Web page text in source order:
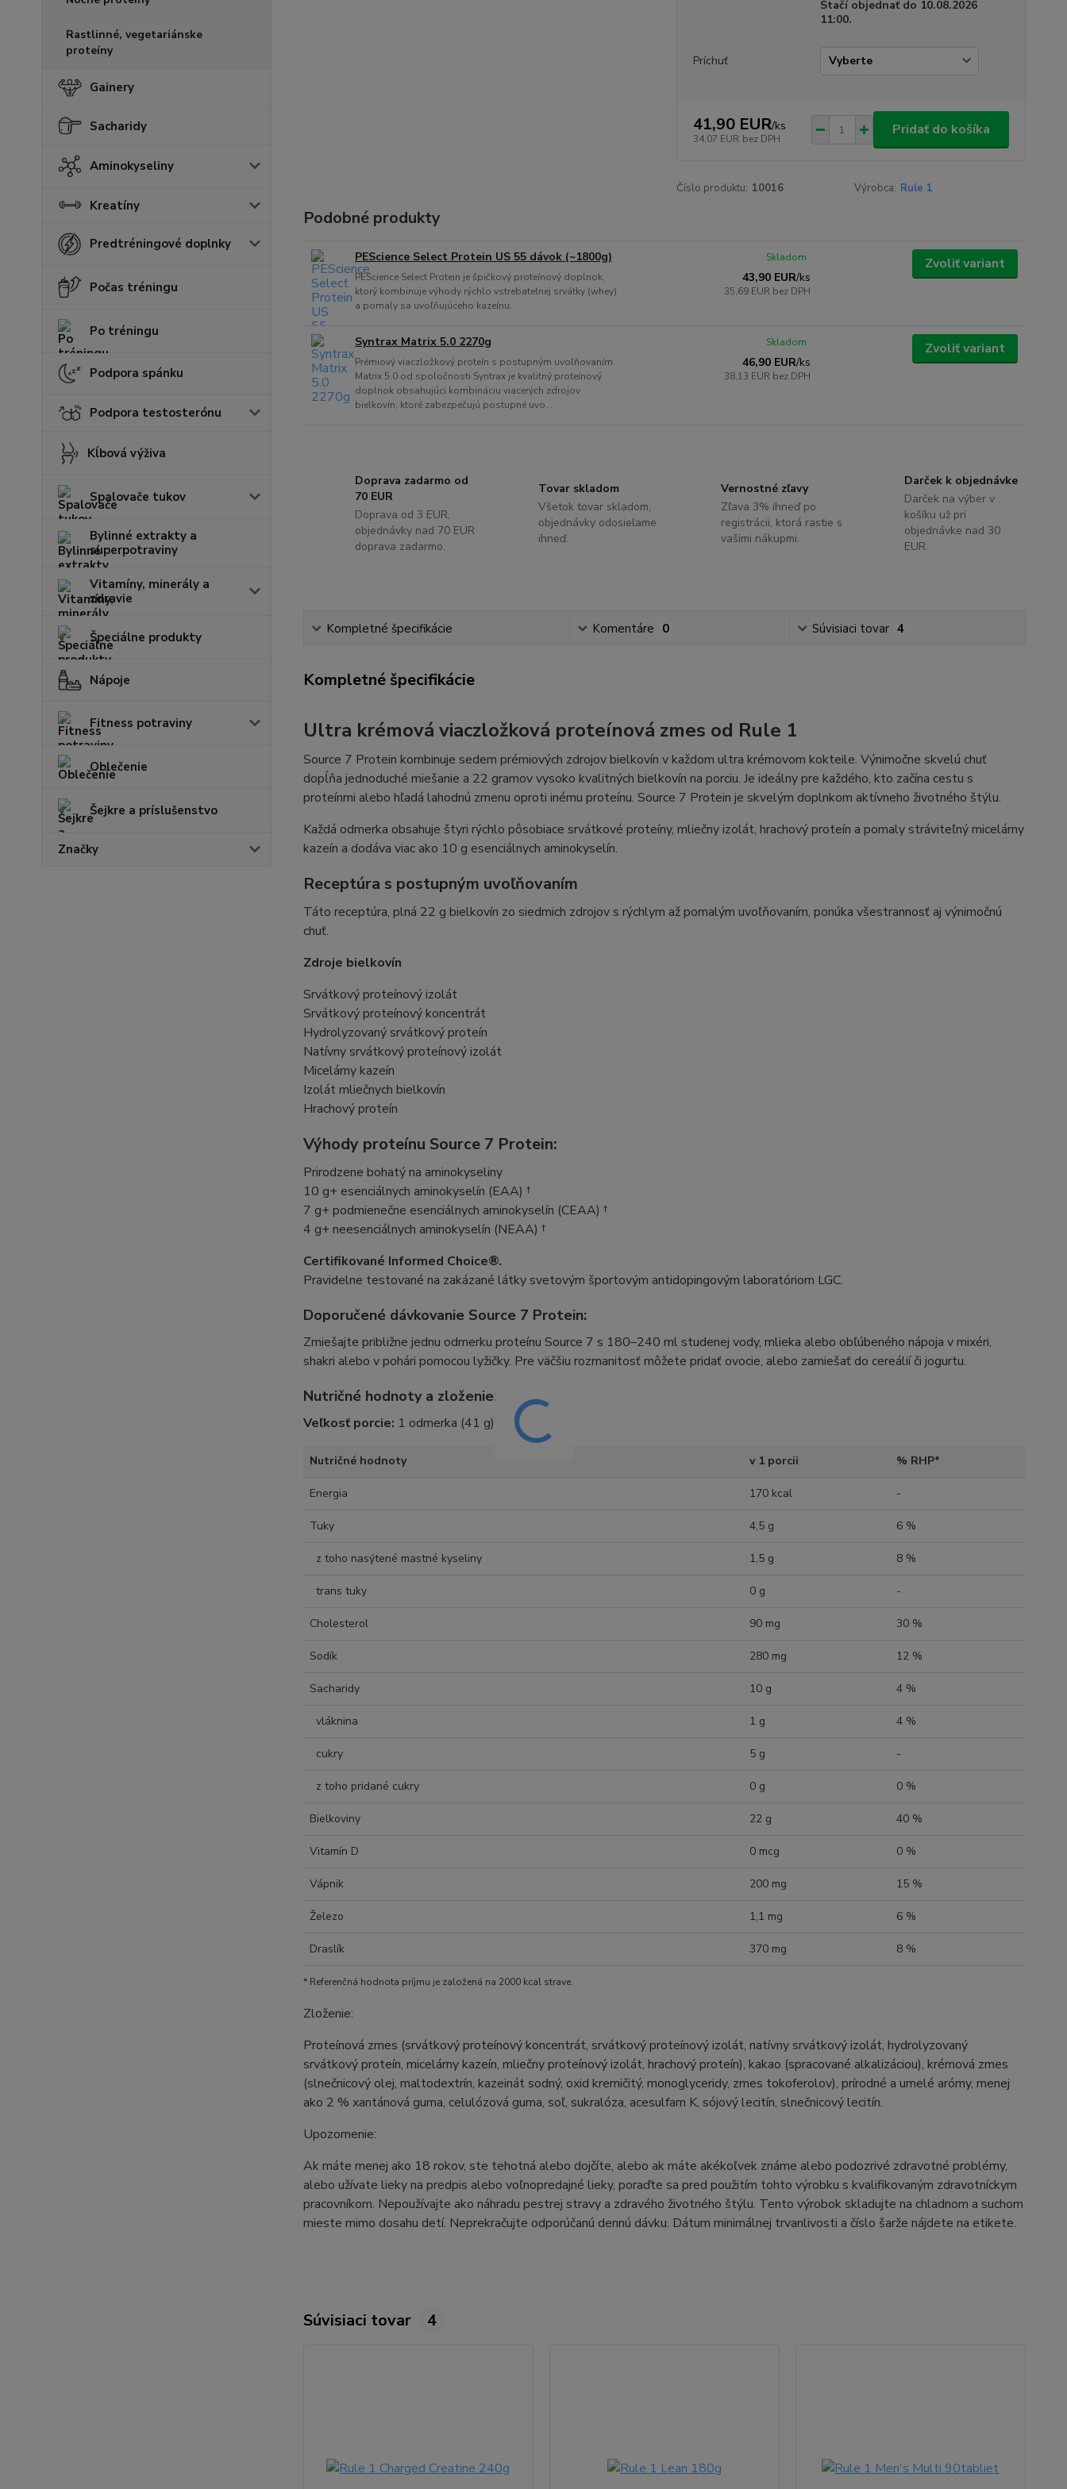
Rastlinné, vegetariánske
proteíny
Gainery
Sacharidy
Aminokyseliny
Kreatíny
Predtréningové doplnky
Počas tréningu
Po tréningu
Podpora spánku
Podpora testosterónu
Kĺbová výživa
Spalovače tukov
Bylinné extrakty a
superpotraviny
Vitamíny, minerály a
zdravie
Špeciálne produkty
Nápoje
Fitness potraviny
Oblečenie
Šejkre a príslušenstvo
Značky
Stačí objednať do 10.08.2026
11:00.
Príchuť
41,90 EUR/ks
34,07 EUR bez DPH
Pridať do košíka
Číslo produktu: 10016 Výrobca: Rule 1
Podobné produkty
PEScience Select Protein US 55 dávok (~1800g)
PEScience Select Protein je špičkový proteínový doplnok,
ktorý kombinuje výhody rýchlo vstrebateľnej srvátky (whey)
a pomaly sa uvoľňujúceho kazeínu.
43,90 EUR/ks
35,69 EUR bez DPH
Skladom Zvoliť variant
Syntrax Matrix 5.0 2270g
Prémiový viaczložkový proteín s postupným uvoľňovaním
Matrix 5.0 od spoločnosti Syntrax je kvalitný proteínový
doplnok obsahujúci kombináciu viacerých zdrojov
bielkovín, ktoré zabezpečujú postupné uvo...
46,90 EUR/ks
38,13 EUR bez DPH
Skladom Zvoliť variant
Doprava zadarmo od
70 EUR
Doprava od 3 EUR,
objednávky nad 70 EUR
doprava zadarmo.
Tovar skladom
Všetok tovar skladom,
objednávky odosielame
ihneď.
Vernostné zľavy
Zľava 3% ihneď po
registrácii, ktorá rastie s
vašimi nákupmi.
Darček k objednávke
Darček na výber v
košíku už pri
objednávke nad 30
EUR.
Kompletné špecifikácie Komentáre 0 Súvisiaci tovar 4
Kompletné špecifikácie
Ultra krémová viaczložková proteínová zmes od Rule 1
Source 7 Protein kombinuje sedem prémiových zdrojov bielkovín v každom ultra krémovom kokteile. Výnimočne skvelú chuť
dopĺňa jednoduché miešanie a 22 gramov vysoko kvalitných bielkovín na porciu. Je ideálny pre každého, kto začína cestu s
proteínmi alebo hľadá lahodnú zmenu oproti inému proteínu. Source 7 Protein je skvelým doplnkom aktívneho životného štýlu.
Každá odmerka obsahuje štyri rýchlo pôsobiace srvátkové proteíny, mliečny izolát, hrachový proteín a pomaly stráviteľný micelárny
kazeín a dodáva viac ako 10 g esenciálnych aminokyselín.
Receptúra ​​s postupným uvoľňovaním
Táto receptúra, plná 22 g bielkovín zo siedmich zdrojov s rýchlym až pomalým uvoľňovaním, ponúka všestrannosť aj výnimočnú
chuť.
Zdroje bielkovín
Srvátkový proteínový izolát
Srvátkový proteínový koncentrát
Hydrolyzovaný srvátkový proteín
Natívny srvátkový proteínový izolát
Micelárny kazeín
Izolát mliečnych bielkovín
Hrachový proteín
Výhody proteínu Source 7 Protein:
Prirodzene bohatý na aminokyseliny
10 g+ esenciálnych aminokyselín (EAA) †
7 g+ podmienečne esenciálnych aminokyselín (CEAA) †
4 g+ neesenciálnych aminokyselín (NEAA) †
Certifikované Informed Choice®.
Pravidelne testované na zakázané látky svetovým športovým antidopingovým laboratóriom LGC.
Doporučené dávkovanie Source 7 Protein:
Zmiešajte približne jednu odmerku proteínu Source 7 s 180–240 ml studenej vody, mlieka alebo obľúbeného nápoja v mixéri,
shakri alebo v pohári pomocou lyžičky. Pre väčšiu rozmanitosť môžete pridať ovocie, alebo zamiešať do cereálií či jogurtu.
Nutričné hodnoty a zloženie:
Veľkosť porcie: 1 odmerka (41 g)
Nutričné hodnoty v 1 porcii % RHP*
Energia 170 kcal -
Tuky 4,5 g 6 %
z toho nasýtené mastné kyseliny 1,5 g 8 %
trans tuky 0 g -
Cholesterol 90 mg 30 %
Sodík 280 mg 12 %
Sacharidy 10 g 4 %
vláknina 1 g 4 %
cukry 5 g -
z toho pridané cukry 0 g 0 %
Bielkoviny 22 g 40 %
Vitamín D 0 mcg 0 %
Vápnik 200 mg 15 %
Železo 1,1 mg 6 %
Draslík 370 mg 8 %
* Referenčná hodnota príjmu je založená na 2000 kcal strave.
Zloženie:
Proteínová zmes (srvátkový proteínový koncentrát, srvátkový proteínový izolát, natívny srvátkový izolát, hydrolyzovaný
srvátkový proteín, micelárny kazeín, mliečny proteínový izolát, hrachový proteín), kakao (spracované alkalizáciou), krémová zmes
(slnečnicový olej, maltodextrín, kazeinát sodný, oxid kremičitý, monoglyceridy, zmes tokoferolov), prírodné a umelé arómy, menej
ako 2 % xantánová guma, celulózová guma, soľ, sukralóza, acesulfam K, sójový lecitín, slnečnicový lecitín.
Upozornenie:
Ak máte menej ako 18 rokov, ste tehotná alebo dojčíte, alebo ak máte akékoľvek známe alebo podozrivé zdravotné problémy,
alebo užívate lieky na predpis alebo voľnopredajné lieky, poraďte sa pred použitím tohto výrobku s kvalifikovaným zdravotníckym
pracovníkom. Nepoužívajte ako náhradu pestrej stravy a zdravého životného štýlu. Tento výrobok skladujte na chladnom a suchom
mieste mimo dosahu detí. Neprekračujte odporúčanú dennú dávku. Dátum minimálnej trvanlivosti a číslo šarže nájdete na etikete.
Súvisiaci tovar 4